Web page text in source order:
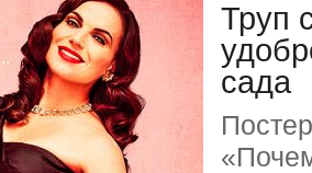
Труп
сада